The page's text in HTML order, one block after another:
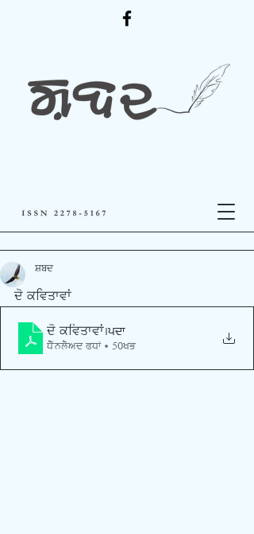
ਸ਼ਬਦ
ਦੋ ਕਵਿਤਾਵਾਂ
ਦੋ ਕਵਿਤਾਵਾਂ.pdf
Download PDF • 50KB